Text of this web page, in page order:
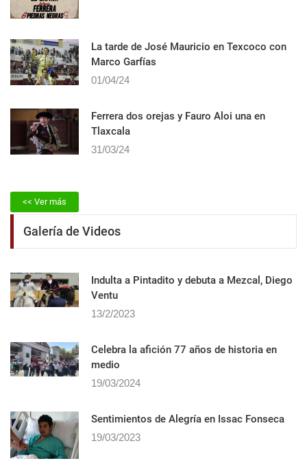
La tarde de José Mauricio en Texcoco con
Marco Garfías
01/04/24
Ferrera dos orejas y Fauro Aloi una en
Tlaxcala
31/03/24
<< Ver más
Galería de Videos
Indulta a Pintadito y debuta a Mezcal, Diego
Ventu
13/2/2023
Celebra la afición 77 años de historia en
medio
19/03/2024
Sentimientos de Alegrí­a en Issac Fonseca
19/03/2023